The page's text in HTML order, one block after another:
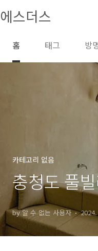
에스더스
홈 태그 방
카테고리 없음
충청도 풀
by 알 수 없는 사용자